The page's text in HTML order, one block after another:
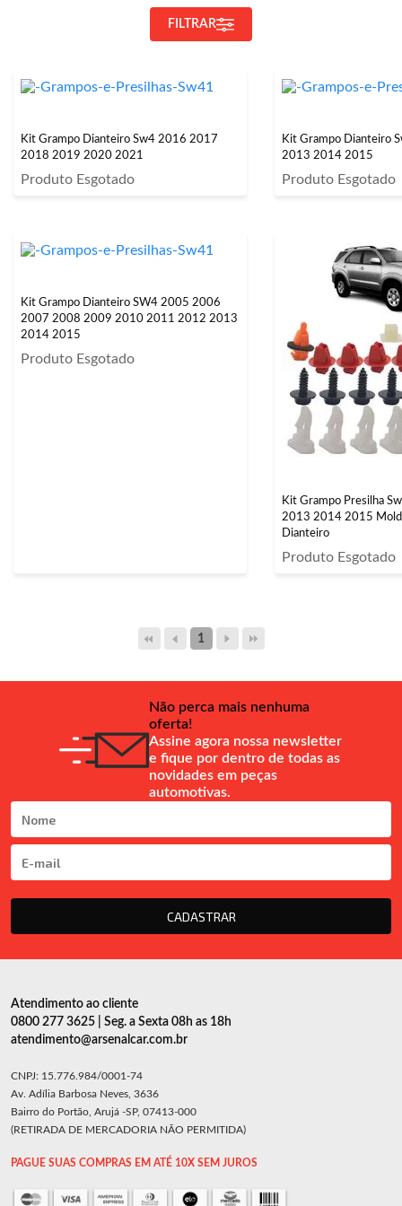
FILTRAR
Kit Grampo Dianteiro Sw4 2016 2017
2018 2019 2020 2021
Produto Esgotado
Kit Grampo Dianteiro
2013 2014 2015
Produto Esgotado
Kit Grampo Dianteiro SW4 2005 2006
2007 2008 2009 2010 2011 2012 2013
2014 2015
Produto Esgotado
Kit Grampo Presilha
2013 2014 2015
Dianteiro
Produto Esgotado
1
Não perca mais nenhuma
oferta!
Assine agora nossa newsletter
e fique por dentro de todas as
novidades em peças
automotivas.
CADASTRAR
Atendimento ao cliente
0800 277 3625 | Seg. a Sexta 08h as 18h
atendimento@arsenalcar.com.br
CNPJ: 15.776.984/0001-74
Av. Adília Barbosa Neves, 3636
Bairro do Portão, Arujá -SP, 07413-000
(RETIRADA DE MERCADORIA NÃO PERMITIDA)
PAGUE SUAS COMPRAS EM ATÉ 10X SEM JUROS